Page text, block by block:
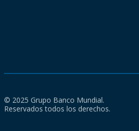
© 2025 Grupo Banco Mundial.
Reservados todos los derechos.